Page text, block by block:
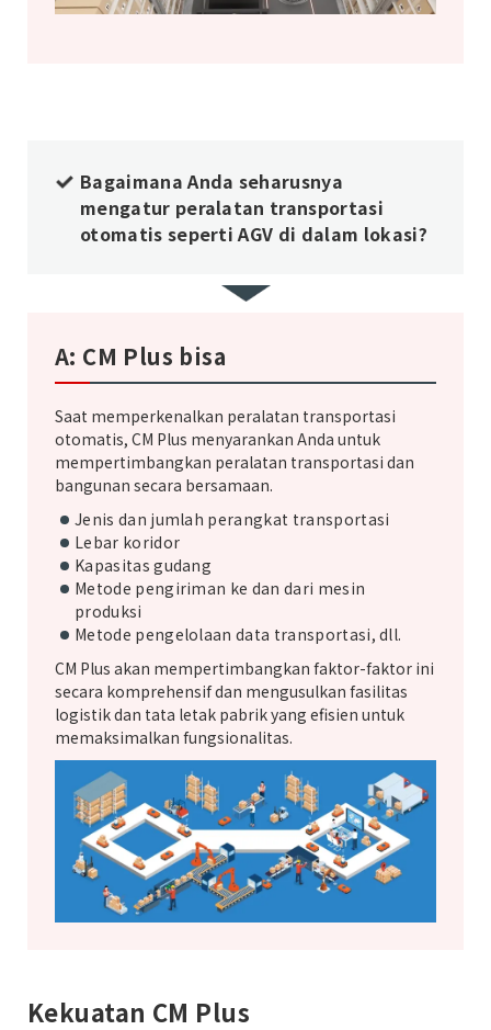
Bagaimana Anda seharusnya
mengatur peralatan transportasi
otomatis seperti AGV di dalam lokasi?
A: CM Plus bisa
Saat memperkenalkan peralatan transportasi
otomatis, CM Plus menyarankan Anda untuk
mempertimbangkan peralatan transportasi dan
bangunan secara bersamaan.
Jenis dan jumlah perangkat transportasi
Lebar koridor
Kapasitas gudang
Metode pengiriman ke dan dari mesin
produksi
Metode pengelolaan data transportasi, dll.
CM Plus akan mempertimbangkan faktor-faktor ini
secara komprehensif dan mengusulkan fasilitas
logistik dan tata letak pabrik yang efisien untuk
memaksimalkan fungsionalitas.
Kekuatan CM Plus